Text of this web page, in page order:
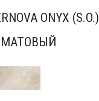
ONYX (S.O.)
МАТОВЫЙ